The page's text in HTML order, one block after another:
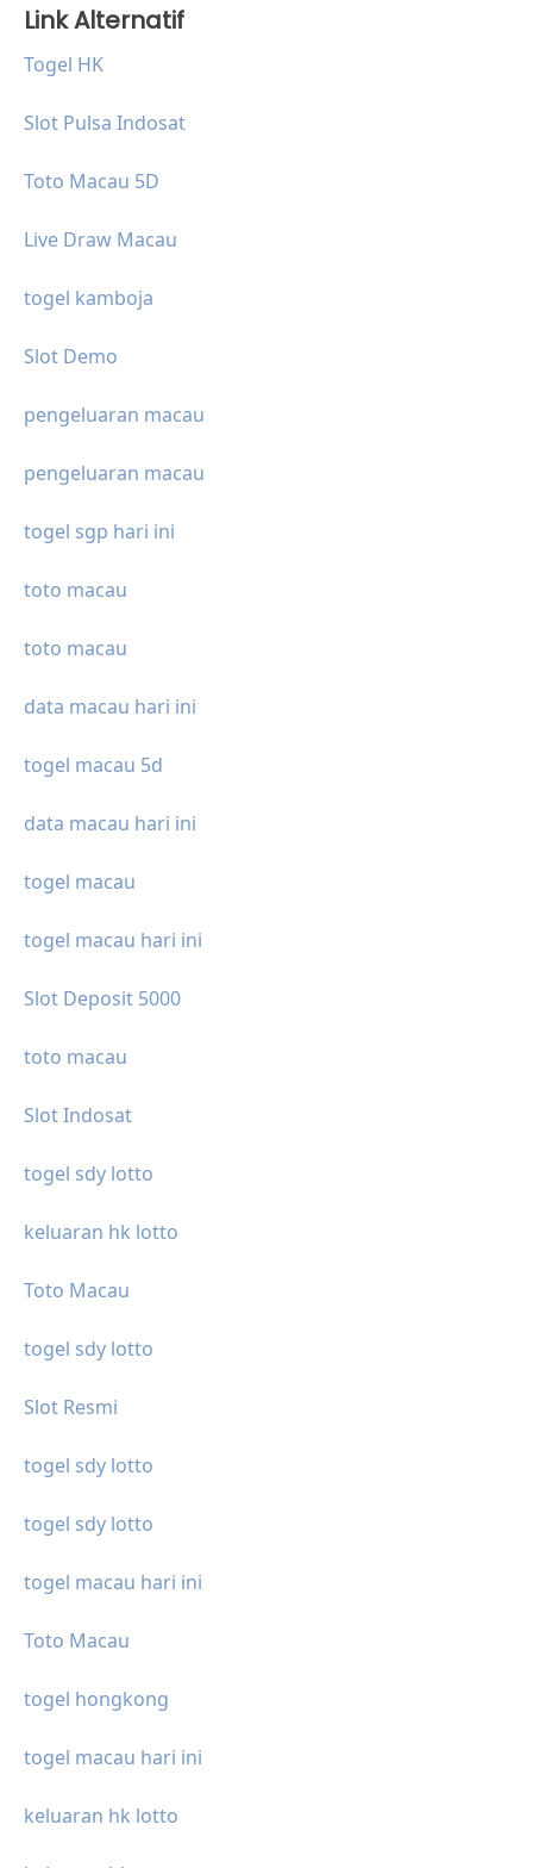
Link Alternatif
Togel HK
Slot Pulsa Indosat
Toto Macau 5D
Live Draw Macau
togel kamboja
Slot Demo
pengeluaran macau
pengeluaran macau
togel sgp hari ini
toto macau
toto macau
data macau hari ini
togel macau 5d
data macau hari ini
togel macau
togel macau hari ini
Slot Deposit 5000
toto macau
Slot Indosat
togel sdy lotto
keluaran hk lotto
Toto Macau
togel sdy lotto
Slot Resmi
togel sdy lotto
togel sdy lotto
togel macau hari ini
Toto Macau
togel hongkong
togel macau hari ini
keluaran hk lotto